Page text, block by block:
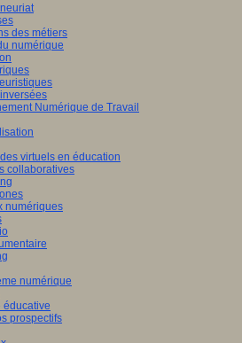
des métiers
numérique
Numérique de Travail
virtuels en éducation
collaboratives
numériques
numérique
éducative
prospectifs